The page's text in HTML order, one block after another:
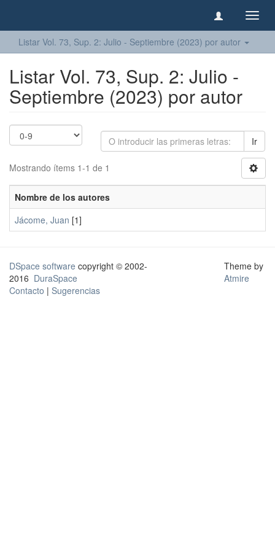
Listar Vol. 73, Sup. 2: Julio - Septiembre (2023) por autor
Listar Vol. 73, Sup. 2: Julio -
Septiembre (2023) por autor
Ir
Mostrando ítems 1-1 de 1
Nombre de los autores
Jácome, Juan [1]
DSpace software copyright © 2002-
2016 DuraSpace
Contacto | Sugerencias
Theme by
Atmire